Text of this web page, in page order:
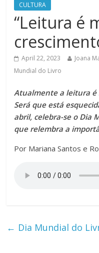
CULTURA
“Leitura é
April 22, 2023 Joana
Mundial do Livro
Atualmente a leitura é
Será que está
abril, celebra-se o Dia
que relembra a
Por Mariana Santos e
← Dia Mundial do